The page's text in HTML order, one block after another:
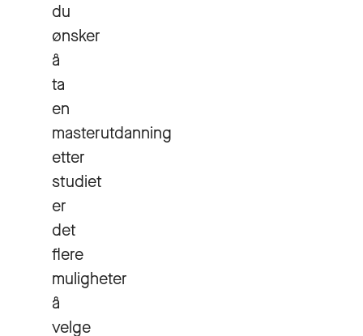
du
ønsker
å
ta
en
masterutdanning
etter
studiet
er
det
flere
muligheter
å
velge